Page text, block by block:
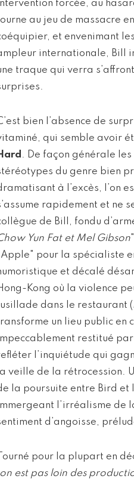
forcée, au
au jeu de massacre
et envenimant
internationale, Bill
traque qui verra
bien l’absence de
qui semble avoir
. De façon générale
du genre bien
à l’excès, l’on
rapidement et ne
de Bill, fondu
Yun Fat et Mel Gibson
pour la spécialiste
et décalé
Kong où la violence
dans le restaurant (
un lieu public en
restitué par
l’inquiétude qui
veille de la rétrocession.
la poursuite entre Bird et
l’irréalisme de
d’angoisse,
pour la plupart en
on est pas loin des